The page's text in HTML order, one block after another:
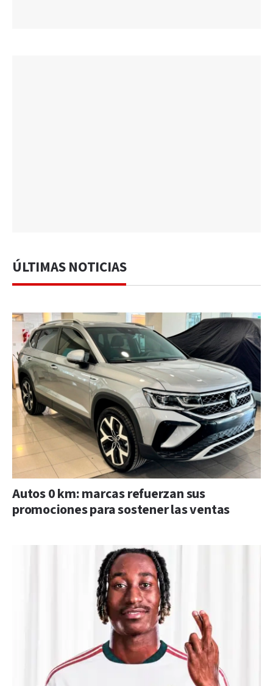
ÚLTIMAS NOTICIAS
Autos 0 km: marcas refuerzan sus
promociones para sostener las ventas